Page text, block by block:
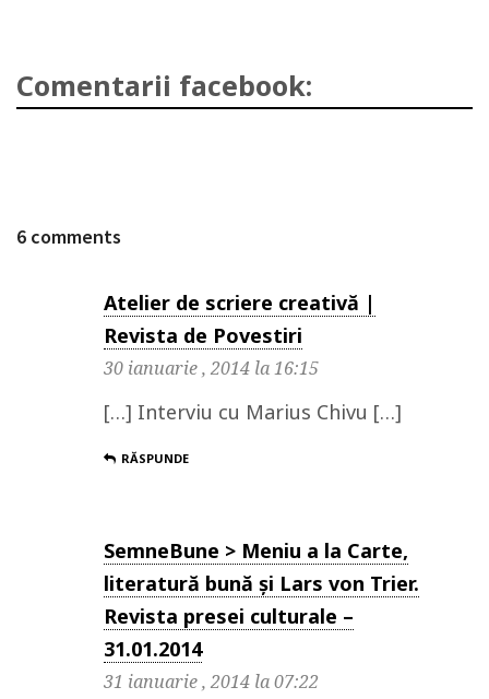
Comentarii facebook:
6 comments
Atelier de scriere creativă |
Revista de Povestiri
30 ianuarie , 2014 la 16:15
[…] Interviu cu Marius Chivu […]
RĂSPUNDE
SemneBune > Meniu a la Carte,
literatură bună și Lars von Trier.
Revista presei culturale –
31.01.2014
31 ianuarie , 2014 la 07:22